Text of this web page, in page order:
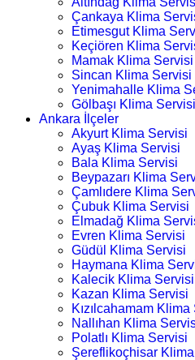
Çankaya Klima
Etimesgut Klima
Keçiören Klima
Mamak Klima Servisi
Sincan Klima Servisi
Yenimahalle Klima
Gölbaşı Klima Servisi
Ankara İlçeler
Akyurt Klima Servisi
Ayaş Klima Servisi
Bala Klima Servisi
Beypazarı Klima
Çamlıdere Klima
Çubuk Klima Servisi
Elmadağ Klima
Evren Klima Servisi
Güdül Klima Servisi
Haymana Klima
Kalecik Klima Servisi
Kazan Klima Servisi
Kızılcahamam
Nallıhan Klima
Polatlı Klima Servisi
Şereflikoçhisar